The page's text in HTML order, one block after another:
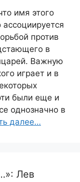
имя этого
против
в
Важную
играет и в
были еще и
однозначно в
далее…
Лев